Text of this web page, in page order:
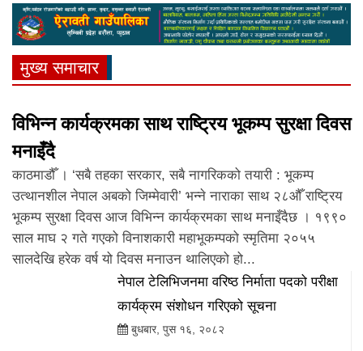
कार्यक्रमसहित मनाइँदै
कक्षा १२ को परीक्षा वैशाख १४ देखि
(तालिकासहित)
नेपाल बैंक लिमिटेडले लुम्बिनी प्रदेशबाट ४
मुख्य समाचार
विभिन्न कार्यक्रमका साथ राष्ट्रिय भूकम्प सुरक्षा दिवस
मनाइँदै
काठमाडौँ । ‘सबै तहका सरकार, सबै नागरिकको तयारी : भूकम्प
उत्थानशील नेपाल अबको जिम्मेवारी’ भन्ने नाराका साथ २८औँ राष्ट्रिय
भूकम्प सुरक्षा दिवस आज विभिन्न कार्यक्रमका साथ मनाइँदैछ । १९९०
साल माघ २ गते गएको विनाशकारी महाभूकम्पको स्मृतिमा २०५५
सालदेखि हरेक वर्ष यो दिवस मनाउन थालिएको हो...
नेपाल टेलिभिजनमा वरिष्ठ निर्माता पदको परीक्षा
कार्यक्रम संशोधन गरिएको सूचना
बुधबार, पुस १६, २०८२